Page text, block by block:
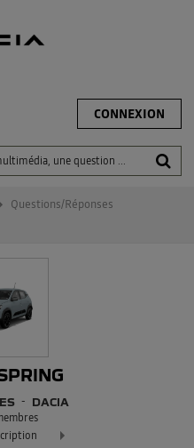
CONNEXION
Questions/Réponses
DACIA